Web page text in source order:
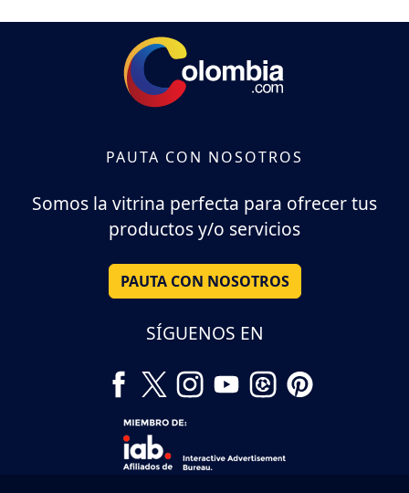
PAUTA CON NOSOTROS
Somos la vitrina perfecta para ofrecer tus
productos y/o servicios
PAUTA CON NOSOTROS
SÍGUENOS EN